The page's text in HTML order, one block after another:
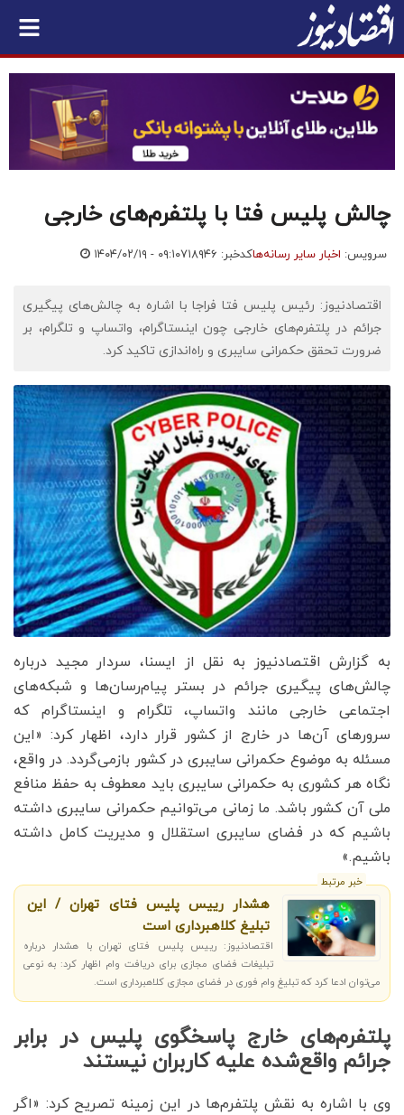
چالش پلیس فتا با پلتفرم‌های خارجی
سرویس: اخبار سایر رسانه‌هاکدخبر: ۷۱۸۹۴۶ ۱۴۰۴/۰۲/۱۹ - ۰۹:۱۰
اقتصادنیوز: رئیس پلیس فتا فراجا با اشاره به چالش‌های پیگیری
جرائم در پلتفرم‌های خارجی چون اینستاگرام، واتساپ و تلگرام، بر
ضرورت تحقق حکمرانی سایبری و راه‌اندازی تاکید کرد.
به گزارش اقتصادنیوز به نقل از ایسنا، سردار مجید درباره
چالش‌های پیگیری جرائم در بستر پیام‌رسان‌ها و شبکه‌های
اجتماعی خارجی مانند واتساپ، تلگرام و اینستاگرام که
سرورهای آن‌ها در خارج از کشور قرار دارد، اظهار کرد: «این
مسئله به موضوع حکمرانی سایبری در کشور بازمی‌گردد. در واقع،
نگاه هر کشوری به حکمرانی سایبری باید معطوف به حفظ منافع
ملی آن کشور باشد. ما زمانی می‌توانیم حکمرانی سایبری داشته
باشیم که در فضای سایبری استقلال و مدیریت کامل داشته
باشیم.»
خبر مرتبط
هشدار رییس پلیس فتای تهران / این
تبلیغ کلاهبرداری است
اقتصادنیوز: رییس پلیس فتای تهران با هشدار درباره
تبلیغات فضای مجازی برای دریافت وام اظهار کرد: به نوعی
می‌توان ادعا کرد که تبلیغ وام فوری در فضای مجازی کلاهبرداری است.
پلتفرم‌های خارج پاسخگوی پلیس در برابر
جرائم واقع‌شده علیه کاربران نیستند
وی با اشاره به نقش پلتفرم‌ها در این زمینه تصریح کرد: «اگر